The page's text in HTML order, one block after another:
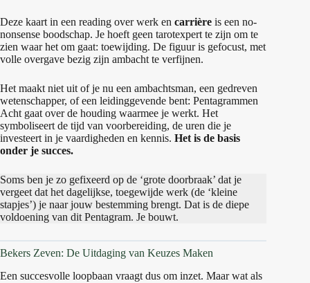
Deze kaart in een reading over werk en carrière is een no-
nonsense boodschap. Je hoeft geen tarotexpert te zijn om te
zien waar het om gaat: toewijding. De figuur is gefocust, met
volle overgave bezig zijn ambacht te verfijnen.
Het maakt niet uit of je nu een ambachtsman, een gedreven
wetenschapper, of een leidinggevende bent: Pentagrammen
Acht gaat over de houding waarmee je werkt. Het
symboliseert de tijd van voorbereiding, de uren die je
investeert in je vaardigheden en kennis. Het is de basis
onder je succes.
Soms ben je zo gefixeerd op de ‘grote doorbraak’ dat je
vergeet dat het dagelijkse, toegewijde werk (de ‘kleine
stapjes’) je naar jouw bestemming brengt. Dat is de diepe
voldoening van dit Pentagram. Je bouwt.
Bekers Zeven: De Uitdaging van Keuzes Maken
Een succesvolle loopbaan vraagt dus om inzet. Maar wat als